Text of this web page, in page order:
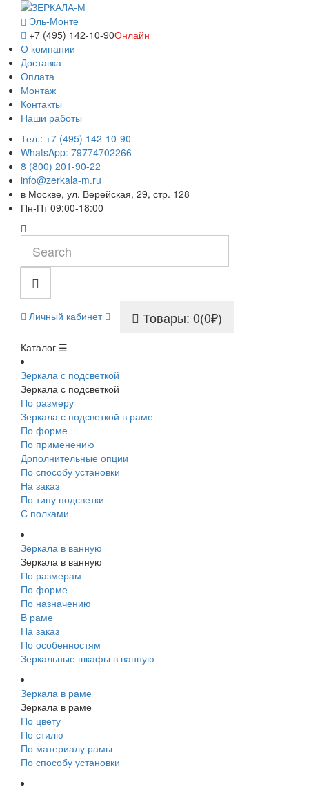
Эль-Монте
+7 (495) 142-10-90Онлайн
О компании
Доставка
Оплата
Монтаж
Контакты
Наши работы
Тел.: +7 (495) 142-10-90
WhatsApp: 79774702266
8 (800) 201-90-22
info@zerkala-m.ru
в Москве, ул. Верейская, 29, стр. 128
Пн-Пт 09:00-18:00
Личный кабинет Товары: 0(0₽)
Каталог ☰
Зеркала с подсветкой
Зеркала с подсветкой
По размеру
Зеркала с подсветкой в раме
По форме
По применению
Дополнительные опции
По способу установки
На заказ
По типу подсветки
С полками
Зеркала в ванную
Зеркала в ванную
По размерам
По форме
По назначению
В раме
На заказ
По особенностям
Зеркальные шкафы в ванную
Зеркала в раме
Зеркала в раме
По цвету
По стилю
По материалу рамы
По способу установки